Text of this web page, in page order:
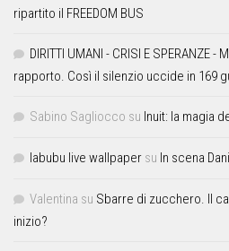
ripartito il FREEDOM BUS
DIRITTI UMANI - CRISI E SPERANZE -
rapporto. Così il silenzio uccide in 169
Sabino Sagliocco su Inuit: la magia
labubu live wallpaper su In scena
Valentina su Sbarre di zucchero. Il
inizio?